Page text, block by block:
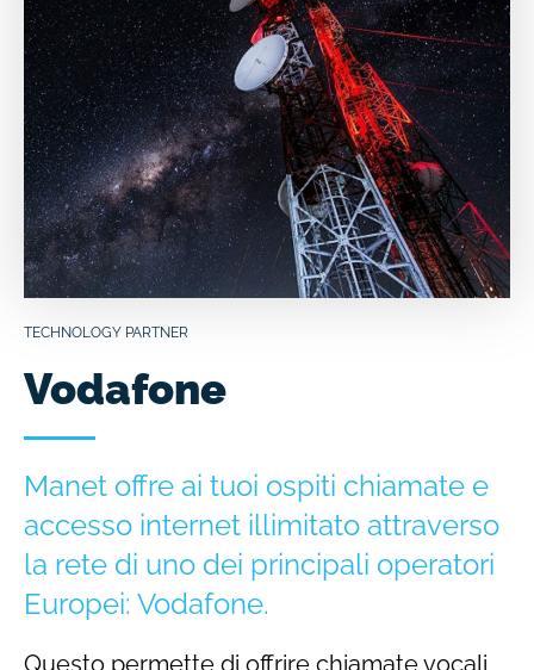
TECHNOLOGY PARTNER
Vodafone
Manet offre ai tuoi ospiti chiamate e
accesso internet illimitato attraverso
la rete di uno dei principali operatori
Europei: Vodafone.
Questo permette di offrire chiamate vocali